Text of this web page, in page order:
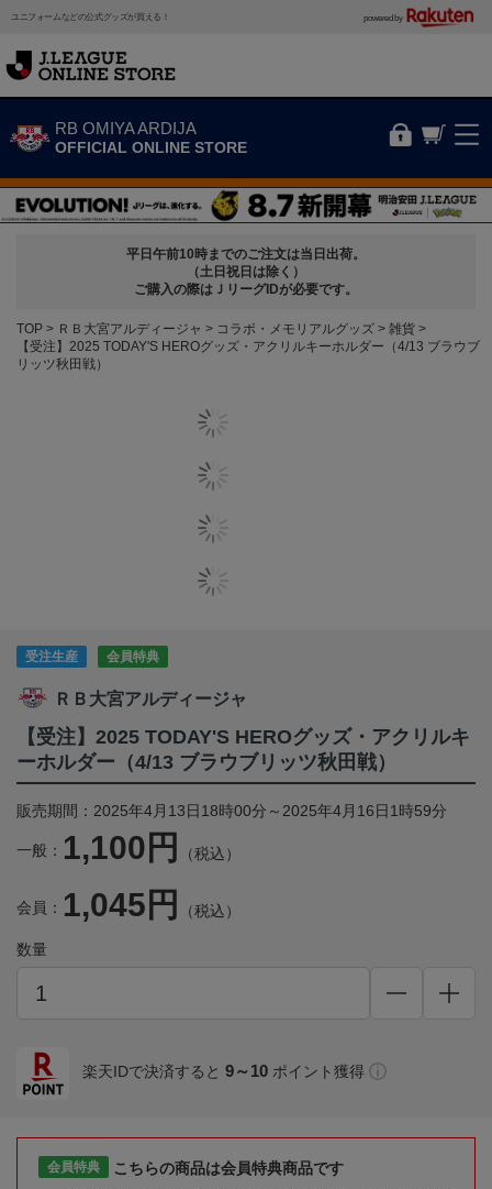
ユニフォームなどの公式グッズが買える！ powered by
RB OMIYA ARDIJA
OFFICIAL ONLINE STORE
平日午前10時までのご注文は当日出荷。
（土日祝日は除く）
ご購入の際はＪリーグIDが必要です。
TOP ＲＢ大宮アルディージャ コラボ・メモリアルグッズ
雑貨
【受注】2025 TODAY'S HEROグッズ・アクリルキーホルダー（4/13 ブラウブ
リッツ秋田戦）
受注生産 会員特典
ＲＢ大宮アルディージャ
【受注】2025 TODAY'S HEROグッズ・アクリルキ
ーホルダー（4/13 ブラウブリッツ秋田戦）
販売期間：2025年4月13日18時00分～2025年4月16日1時59分
一般： 1,100円 （税込）
会員： 1,045円 （税込）
数量
楽天IDで決済すると 9～10 ポイント獲得
会員特典
こちらの商品は会員特典商品です